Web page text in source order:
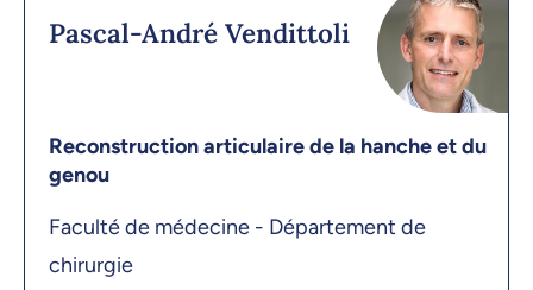
Pascal-André Vendittoli
Reconstruction articulaire de la hanche et du
genou
Faculté de médecine - Département de
chirurgie